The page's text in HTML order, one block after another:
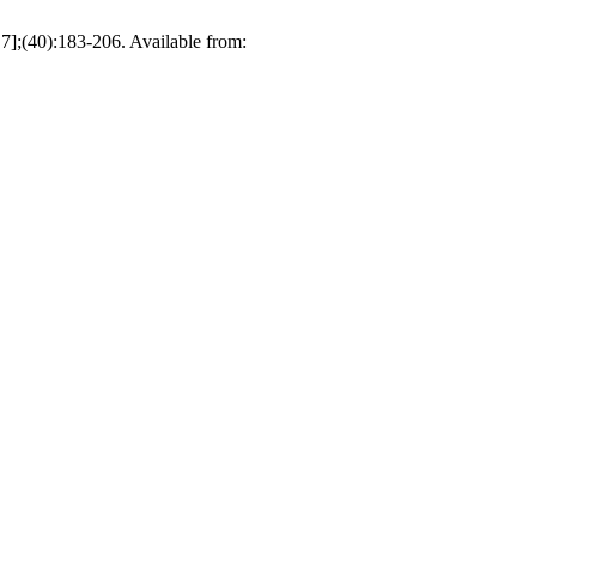
206. Available from: